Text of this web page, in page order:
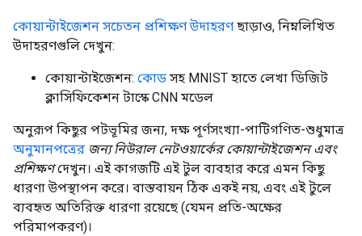
কোয়ান্টাইজেশন সচেতন প্রশিক্ষণ উদাহরণছাড়াও, নিম্নলিখিত
উদাহরণগুলি দেখুন:
কোয়ান্টাইজেশন: কোড সহ MNIST হাতে লেখা ডিজিট
ক্লাসিফিকেশন টাস্কে CNN মডেল
অনুরূপ কিছুর পটভূমির জন্য, দক্ষ পূর্ণসংখ্যা-পাটিগণিত-শুধুমাত্র
অনুমানপত্রের জন্য নিউরাল নেটওয়ার্কের কোয়ান্টাইজেশন এবং
প্রশিক্ষণদেখুন। এই কাগজটি এই টুল ব্যবহার করে এমন কিছু
ধারণা উপস্থাপন করে। বাস্তবায়ন ঠিক একই নয়, এবং এই টুলে
ব্যবহৃত অতিরিক্ত ধারণা রয়েছে (যেমন প্রতি-অক্ষের
পরিমাপকরণ)।